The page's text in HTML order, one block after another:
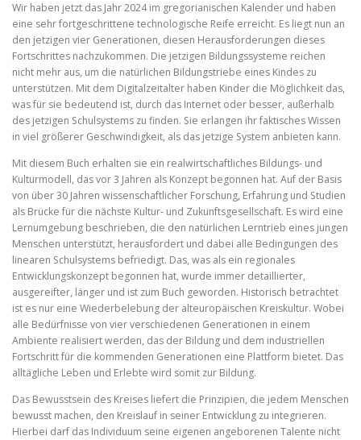
Wir haben jetzt das Jahr 2024 im gregorianischen Kalender und haben
eine sehr fortgeschrittene technologische Reife erreicht. Es liegt nun an
den jetzigen vier Generationen, diesen Herausforderungen dieses
Fortschrittes nachzukommen. Die jetzigen Bildungssysteme reichen
nicht mehr aus, um die natürlichen Bildungstriebe eines Kindes zu
unterstützen. Mit dem Digitalzeitalter haben Kinder die Möglichkeit das,
was für sie bedeutend ist, durch das Internet oder besser, außerhalb
des jetzigen Schulsystems zu finden. Sie erlangen ihr faktisches Wissen
in viel größerer Geschwindigkeit, als das jetzige System anbieten kann.
Mit diesem Buch erhalten sie ein realwirtschaftliches Bildungs- und
Kulturmodell, das vor 3 Jahren als Konzept begonnen hat. Auf der Basis
von über 30 Jahren wissenschaftlicher Forschung, Erfahrung und Studien
als Brücke für die nächste Kultur- und Zukunftsgesellschaft. Es wird eine
Lernumgebung beschrieben, die den natürlichen Lerntrieb eines jungen
Menschen unterstützt, herausfordert und dabei alle Bedingungen des
linearen Schulsystems befriedigt. Das, was als ein regionales
Entwicklungskonzept begonnen hat, wurde immer detaillierter,
ausgereifter, länger und ist zum Buch geworden. Historisch betrachtet
ist es nur eine Wiederbelebung der alteuropäischen Kreiskultur. Wobei
alle Bedürfnisse von vier verschiedenen Generationen in einem
Ambiente realisiert werden, das der Bildung und dem industriellen
Fortschritt für die kommenden Generationen eine Plattform bietet. Das
alltägliche Leben und Erlebte wird somit zur Bildung.
Das Bewusstsein des Kreises liefert die Prinzipien, die jedem Menschen
bewusst machen, den Kreislauf in seiner Entwicklung zu integrieren.
Hierbei darf das Individuum seine eigenen angeborenen Talente nicht